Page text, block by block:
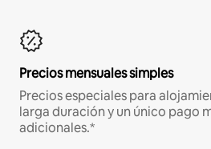
Precios mensuales simples
Precios especiales para
larga duración y un único pago
adicionales.*